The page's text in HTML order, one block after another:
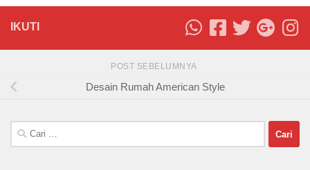
IKUTI
POST SEBELUMNYA
Desain Rumah American Style
Cari
untuk: